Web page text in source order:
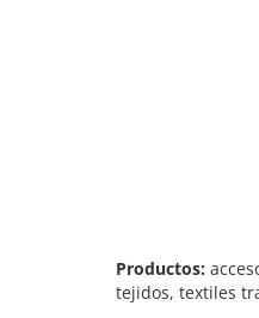
Productos:
tejidos, textiles